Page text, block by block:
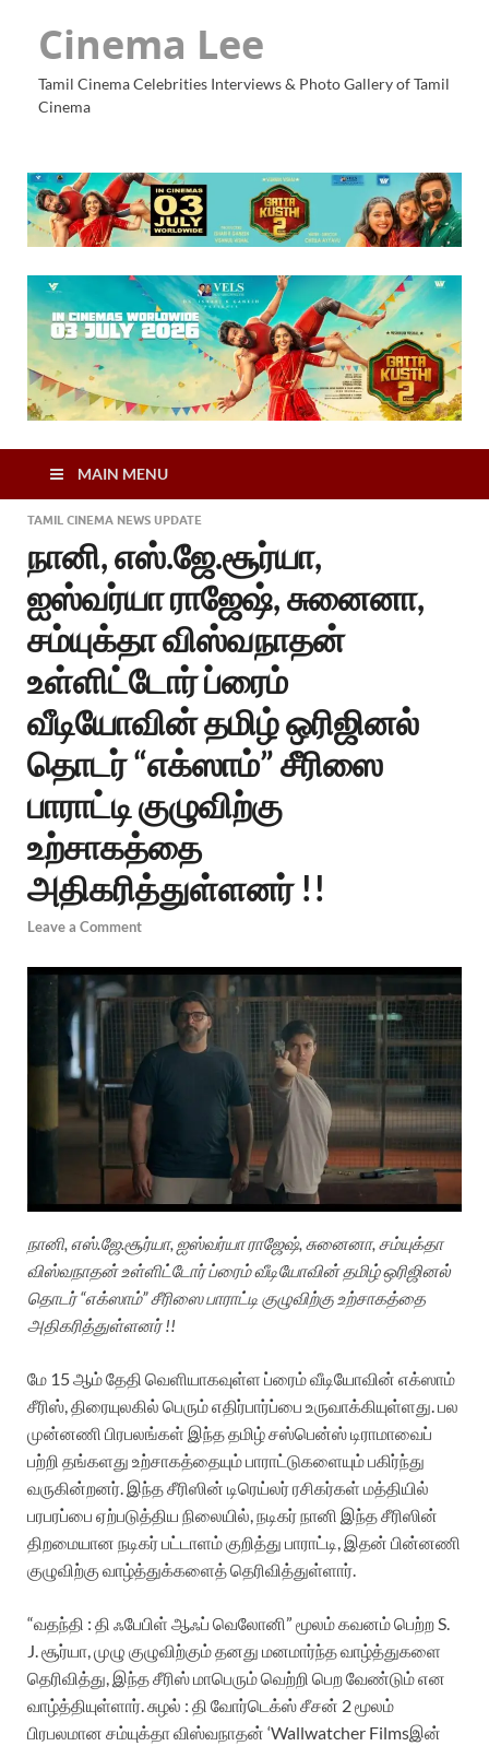
Cinema Lee
Tamil Cinema Celebrities Interviews & Photo Gallery of Tamil
Cinema
MAIN MENU
TAMIL CINEMA NEWS UPDATE
நானி, எஸ்.ஜே.சூர்யா,
ஐஸ்வர்யா ராஜேஷ், சுனைனா,
சம்யுக்தா விஸ்வநாதன்
உள்ளிட்டோர் ப்ரைம்
வீடியோவின் தமிழ் ஒரிஜினல்
தொடர் “எக்ஸாம்” சீரிஸை
பாராட்டி குழுவிற்கு
உற்சாகத்தை
அதிகரித்துள்ளனர் !!
Leave a Comment
நானி, எஸ்.ஜே.சூர்யா, ஐஸ்வர்யா ராஜேஷ், சுனைனா, சம்யுக்தா
விஸ்வநாதன் உள்ளிட்டோர் ப்ரைம் வீடியோவின் தமிழ் ஒரிஜினல்
தொடர் “எக்ஸாம்” சீரிஸை பாராட்டி குழுவிற்கு உற்சாகத்தை
அதிகரித்துள்ளனர் !!
மே 15 ஆம் தேதி வெளியாகவுள்ள ப்ரைம் வீடியோவின் எக்ஸாம்
சீரிஸ், திரையுலகில் பெரும் எதிர்பார்ப்பை உருவாக்கியுள்ளது. பல
முன்னணி பிரபலங்கள் இந்த தமிழ் சஸ்பென்ஸ் டிராமாவைப்
பற்றி தங்களது உற்சாகத்தையும் பாராட்டுகளையும் பகிர்ந்து
வருகின்றனர். இந்த சீரிஸின் டிரெய்லர் ரசிகர்கள் மத்தியில்
பரபரப்பை ஏற்படுத்திய நிலையில், நடிகர் நானி இந்த சீரிஸின்
திறமையான நடிகர் பட்டாளம் குறித்து பாராட்டி, இதன் பின்னணி
குழுவிற்கு வாழ்த்துக்களைத் தெரிவித்துள்ளார்.
“வதந்தி : தி ஃபேபிள் ஆஃப் வெலோனி” மூலம் கவனம் பெற்ற S.
J. சூர்யா, முழு குழுவிற்கும் தனது மனமார்ந்த வாழ்த்துகளை
தெரிவித்து, இந்த சீரிஸ் மாபெரும் வெற்றி பெற வேண்டும் என
வாழ்த்தியுள்ளார். சுழல் : தி வோர்டெக்ஸ் சீசன் 2 மூலம்
பிரபலமான சம்யுக்தா விஸ்வநாதன் ‘Wallwatcher Filmsஇன்